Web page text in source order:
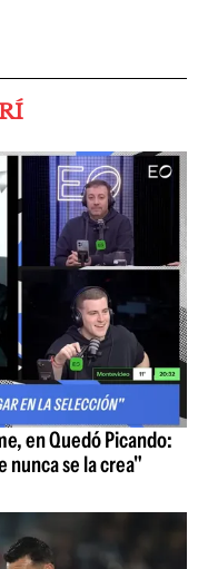
en Quedó Picando:
nunca se la crea"